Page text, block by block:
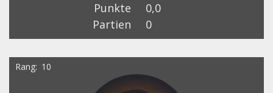
Punkte
0,0
Partien
0
Rang 10